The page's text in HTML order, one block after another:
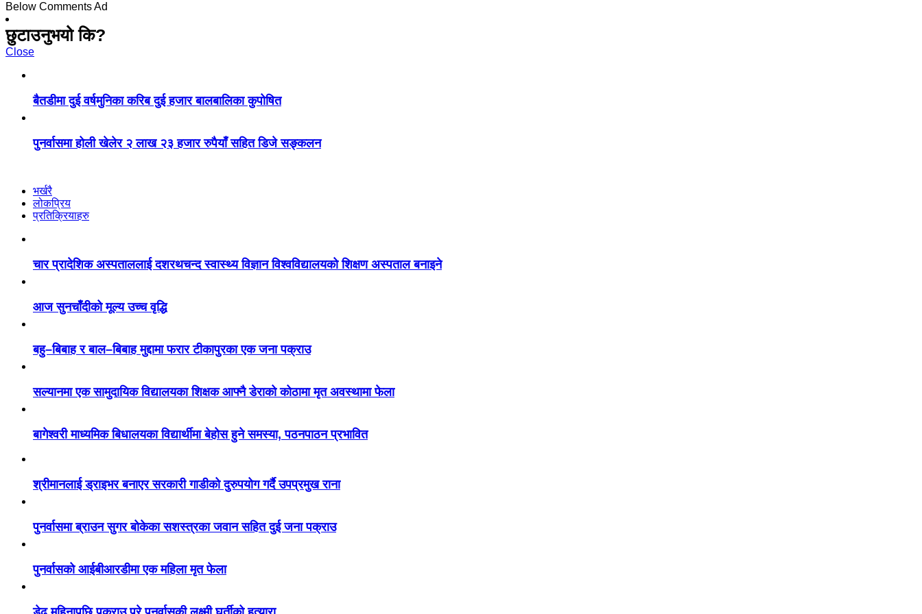
Below Comments Ad
छुटाउनुभयो कि?
Close
बैतडीमा दुई वर्षमुनिका करिब दुई हजार बालबालिका कुपोषित
पुनर्वासमा होली खेलेर २ लाख २३ हजार रुपैयाँ सहित डिजे सङ्कलन
भर्खरै
लोकप्रिय
प्रतिक्रियाहरु
चार प्रादेशिक अस्पताललाई दशरथचन्द स्वास्थ्य विज्ञान विश्वविद्यालयको शिक्षण अस्पताल बनाइने
आज सुनचाँदीको मूल्य उच्च वृद्धि
बहु–बिबाह र बाल–बिबाह मुद्दामा फरार टीकापुरका एक जना पक्राउ
सल्यानमा एक सामुदायिक विद्यालयका शिक्षक आफ्नै डेराको कोठामा मृत अवस्थामा फेला
बागेश्वरी माध्यमिक बिधालयका विद्यार्थीमा बेहोस हुने समस्या, पठनपाठन प्रभावित
श्रीमानलाई ड्राइभर बनाएर सरकारी गाडीको दुरुपयोग गर्दै उपप्रमुख राना
पुनर्वासमा ब्राउन सुगर बोकेका सशस्त्रका जवान सहित दुई जना पक्राउ
पुनर्वासको आईबीआरडीमा एक महिला मृत फेला